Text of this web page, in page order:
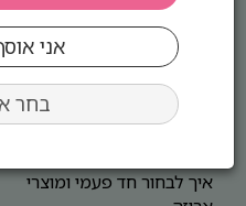
בחר
מוצרי קפה ותה - איך לבחור
נכון לעסק?
איך לבנות תפריט מנצח
לקפיטריה או מזנון?
מה הכי נמכר בקפיטריה
איך לבחור חד פעמי ומוצרי